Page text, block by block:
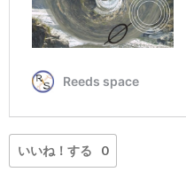
いいね！する 0